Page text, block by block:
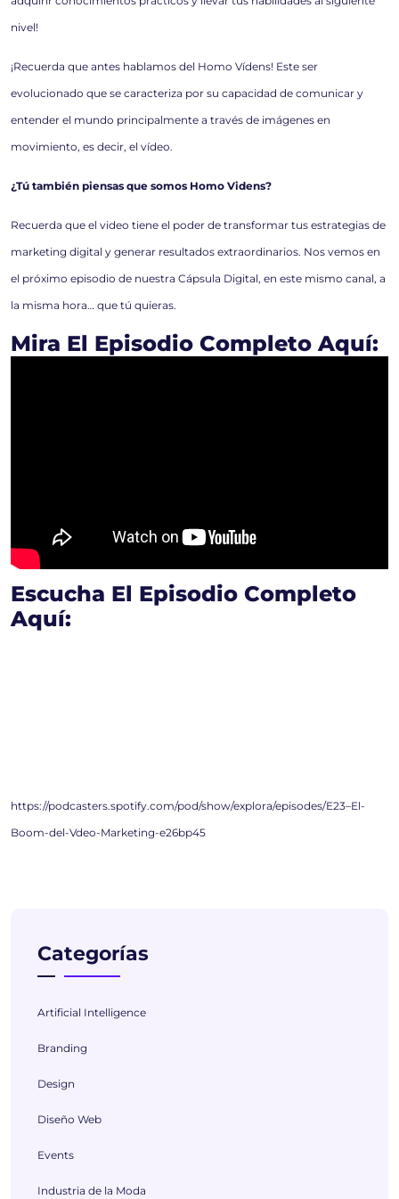
nivel!
¡Recuerda que antes hablamos del Homo Vídens! Este ser
evolucionado que se caracteriza por su capacidad de comunicar y
entender el mundo principalmente a través de imágenes en
movimiento, es decir, el vídeo.
¿Tú también piensas que somos Homo Videns?
Recuerda que el video tiene el poder de transformar tus estrategias de
marketing digital y generar resultados extraordinarios. Nos vemos en
el próximo episodio de nuestra Cápsula Digital, en este mismo canal, a
la misma hora… que tú quieras.
Mira El Episodio Completo Aquí:
Escucha El Episodio Completo
Aquí:
https://podcasters.spotify.com/pod/show/explora/episodes/E23–El-
Boom-del-Vdeo-Marketing-e26bp45
Categorías
Artificial Intelligence
Branding
Design
Diseño Web
Events
Industria de la Moda